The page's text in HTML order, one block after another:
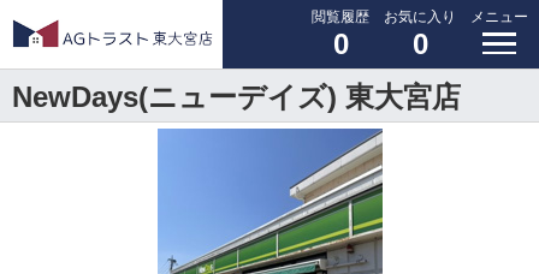
閲覧履歴
0
お気に入り
0
メニュー
NewDays(ニューデイズ) 東大宮店